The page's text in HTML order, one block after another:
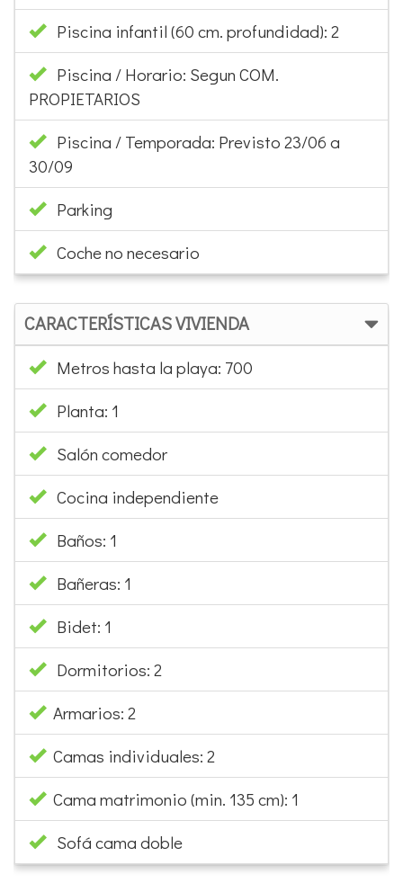
Piscina infantil (60 cm. profundidad): 2
Piscina / Horario: Segun COM.
PROPIETARIOS
Piscina / Temporada: Previsto 23/06 a
30/09
Parking
Coche no necesario
CARACTERÍSTICAS VIVIENDA
Metros hasta la playa: 700
Planta: 1
Salón comedor
Cocina independiente
Baños: 1
Bañeras: 1
Bidet: 1
Dormitorios: 2
Armarios: 2
Camas individuales: 2
Cama matrimonio (min. 135 cm): 1
Sofá cama doble